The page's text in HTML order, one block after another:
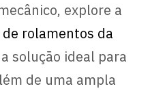
explore a
rolamentos da
solução ideal para
de uma ampla